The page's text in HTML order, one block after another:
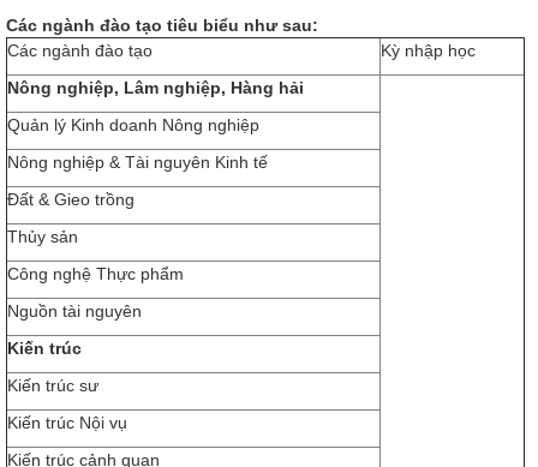
Các ngành đào tạo tiêu biểu như sau:
Các ngành đào tạo
Kỳ nhập học
Nông nghiệp, Lâm nghiệp, Hàng hải
Quản lý Kinh doanh Nông nghiệp
Nông nghiệp & Tài nguyên Kinh tế
Đất & Gieo trồng
Thủy sản
Công nghệ Thực phẩm
Nguồn tài nguyên
Kiến trúc
Kiến trúc sư
Kiến trúc Nội vụ
Kiến trúc cảnh quan